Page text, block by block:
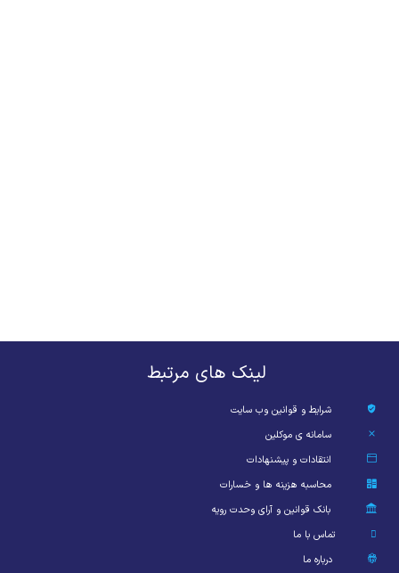
لینک های مرتبط
شرایط و قوانین وب سایت
سامانه ی موکلین
انتقادات و پیشنهادات
محاسبه هزینه ها و خسارات
بانک قوانین و آرای وحدت رویه
تماس با ما
درباره ما